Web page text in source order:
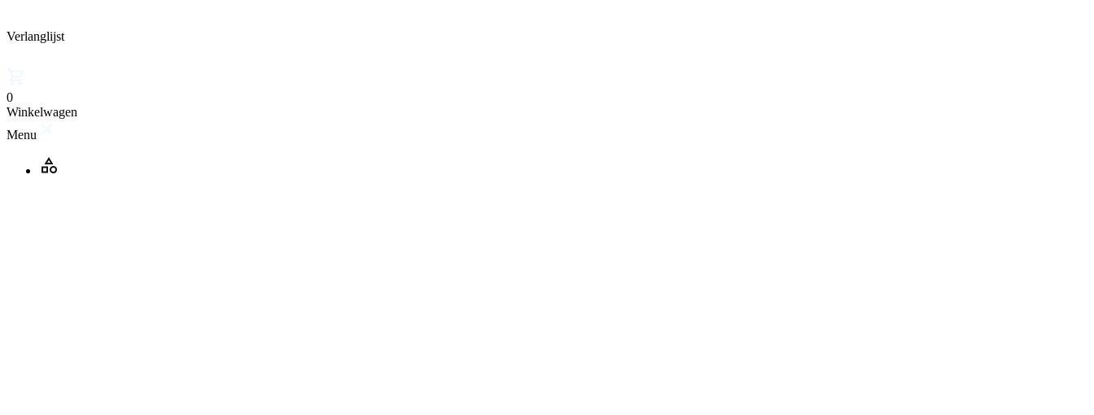
Verlanglijst
0
Winkelwagen
Menu